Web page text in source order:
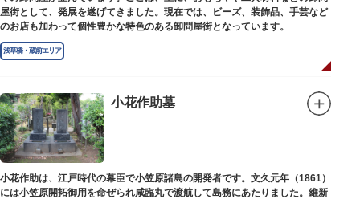
屋街として、発展を遂げてきました。現在では、ビーズ、装飾品、手芸など
のお店も加わって個性豊かな特色のある卸問屋街となっています。
浅草橋・蔵前エリア
小花作助墓
小花作助は、江戸時代の幕臣で小笠原諸島の開発者です。文久元年（1861）
には小笠原開拓御用を命ぜられ咸臨丸で渡航して島務にあたりました。維新